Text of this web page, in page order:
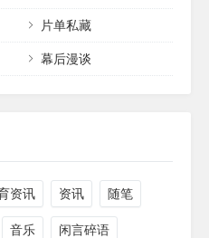
片单私藏
幕后漫谈
资讯 资讯 随笔
音乐 闲言碎语